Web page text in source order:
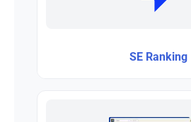
SE Ranking